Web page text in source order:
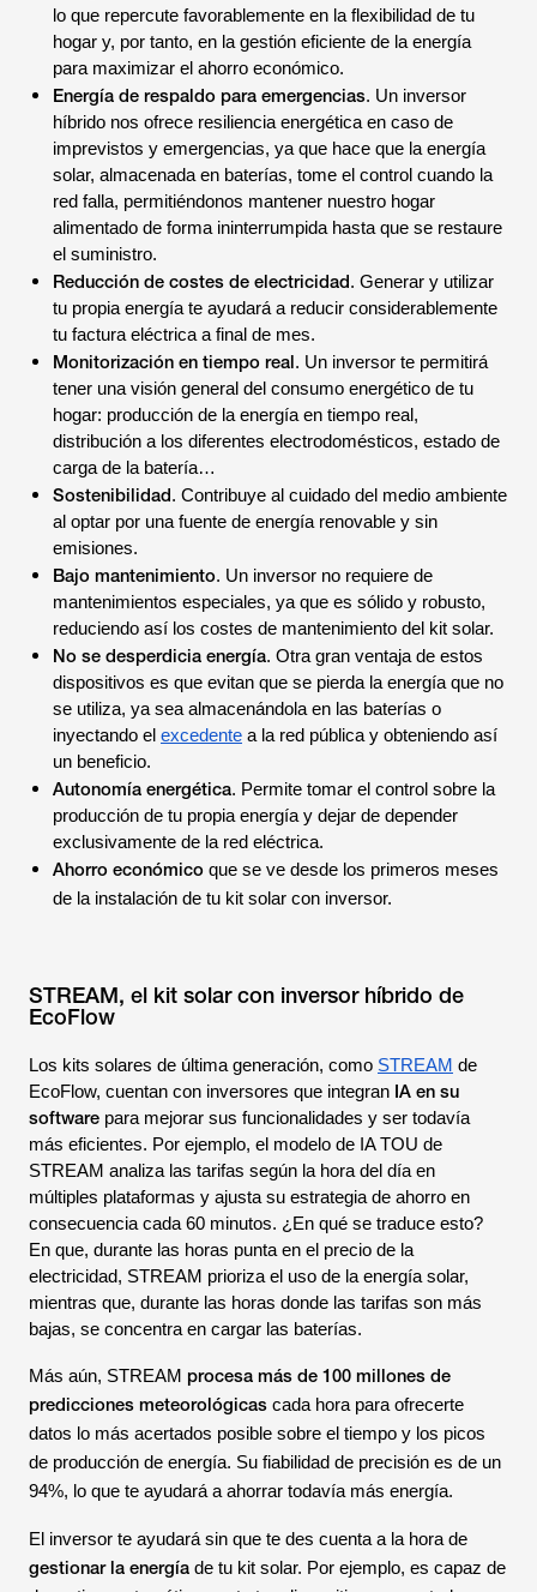
lo que repercute favorablemente en la flexibilidad de tu
hogar y, por tanto, en la gestión eficiente de la energía
para maximizar el ahorro económico.
Energía de respaldo para emergencias. Un inversor
híbrido nos ofrece resiliencia energética en caso de
imprevistos y emergencias, ya que hace que la energía
solar, almacenada en baterías, tome el control cuando la
red falla, permitiéndonos mantener nuestro hogar
alimentado de forma ininterrumpida hasta que se restaure
el suministro.
Reducción de costes de electricidad. Generar y utilizar
tu propia energía te ayudará a reducir considerablemente
tu factura eléctrica a final de mes.
Monitorización en tiempo real. Un inversor te permitirá
tener una visión general del consumo energético de tu
hogar: producción de la energía en tiempo real,
distribución a los diferentes electrodomésticos, estado de
carga de la batería…
Sostenibilidad. Contribuye al cuidado del medio ambiente
al optar por una fuente de energía renovable y sin
emisiones.
Bajo mantenimiento. Un inversor no requiere de
mantenimientos especiales, ya que es sólido y robusto,
reduciendo así los costes de mantenimiento del kit solar.
No se desperdicia energía. Otra gran ventaja de estos
dispositivos es que evitan que se pierda la energía que no
se utiliza, ya sea almacenándola en las baterías o
inyectando el excedente a la red pública y obteniendo así
un beneficio.
Autonomía energética. Permite tomar el control sobre la
producción de tu propia energía y dejar de depender
exclusivamente de la red eléctrica.
Ahorro económico que se ve desde los primeros meses
de la instalación de tu kit solar con inversor.
STREAM, el kit solar con inversor híbrido de
EcoFlow
Los kits solares de última generación, como STREAM de
EcoFlow, cuentan con inversores que integran IA en su
software para mejorar sus funcionalidades y ser todavía
más eficientes. Por ejemplo, el modelo de IA TOU de
STREAM analiza las tarifas según la hora del día en
múltiples plataformas y ajusta su estrategia de ahorro en
consecuencia cada 60 minutos. ¿En qué se traduce esto?
En que, durante las horas punta en el precio de la
electricidad, STREAM prioriza el uso de la energía solar,
mientras que, durante las horas donde las tarifas son más
bajas, se concentra en cargar las baterías.
Más aún, STREAM procesa más de 100 millones de
predicciones meteorológicas cada hora para ofrecerte
datos lo más acertados posible sobre el tiempo y los picos
de producción de energía. Su fiabilidad de precisión es de un
94%, lo que te ayudará a ahorrar todavía más energía.
El inversor te ayudará sin que te des cuenta a la hora de
gestionar la energía de tu kit solar. Por ejemplo, es capaz de